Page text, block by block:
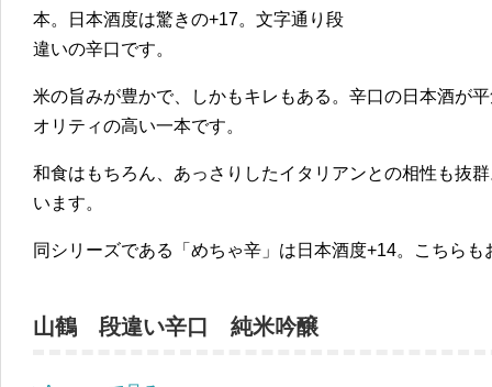
本。日本酒度は驚きの+17。文字通り段
違いの辛口です。
米の旨みが豊かで、しかもキレもある。辛口の日本酒が
オリティの高い一本です。
和食はもちろん、あっさりしたイタリアンとの相性も抜
います。
同シリーズである「めちゃ辛」は日本酒度+14。こちらも
山鶴 段違い辛口 純米吟醸